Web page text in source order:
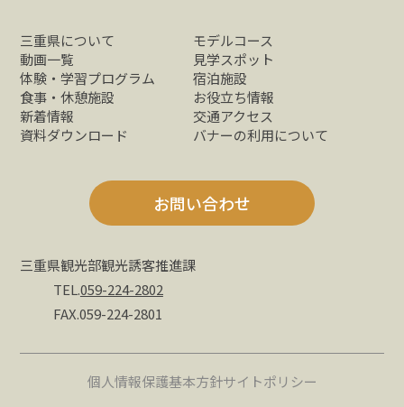
三重県について
モデルコース
動画一覧
見学スポット
体験・学習プログラム
宿泊施設
食事・休憩施設
お役立ち情報
新着情報
交通アクセス
資料ダウンロード
バナーの利用について
お問い合わせ
三重県観光部観光誘客推進課
TEL.059-224-2802
FAX.059-224-2801
個人情報保護基本方針サイトポリシー